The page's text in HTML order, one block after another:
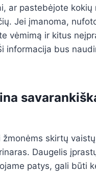
ar pastebėjote kokių
Jei įmanoma,
vėmimą ir kitus
informacija bus
skirtų
Daugelis
patys, gali būti